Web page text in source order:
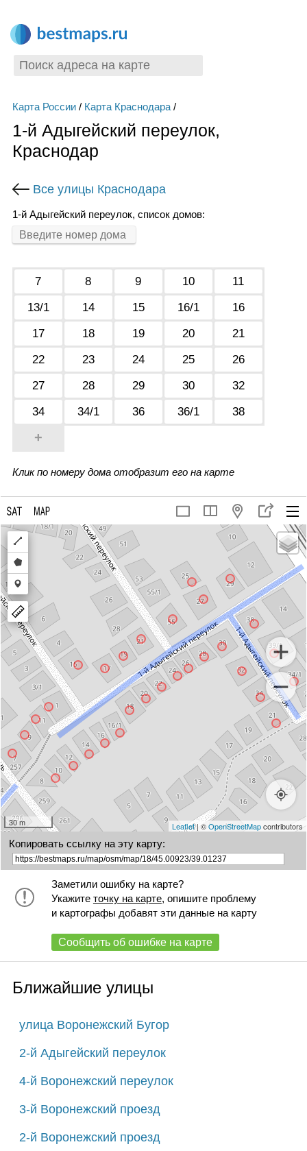
Карта России/ Карта Краснодара/
1-й Адыгейский переулок,
Краснодар
Все улицы Краснодара
1-й Адыгейский переулок, список домов:
7 8 9 10
11
13/1
14 15 16/1
16
17
18 19 20
21
22
23 24 25
26
27
28 29 30
32
34
34/1 36 36/1 38
+
Клик по номеру дома отобразит его на карте
Draw
a
polyline
Draw
a
polygon
Draw
a
marker
30 m Leaflet| ©OpenStreetMapcontributors
Копировать ссылку на эту карту:
Заметили ошибку на карте?
Укажите точку на карте, опишите проблему
и картографы добавят эти данные на карту
Сообщить об ошибке на карте
Ближайшие улицы
улица Воронежский Бугор
2-й Адыгейский переулок
4-й Воронежский переулок
3-й Воронежский проезд
2-й Воронежский проезд